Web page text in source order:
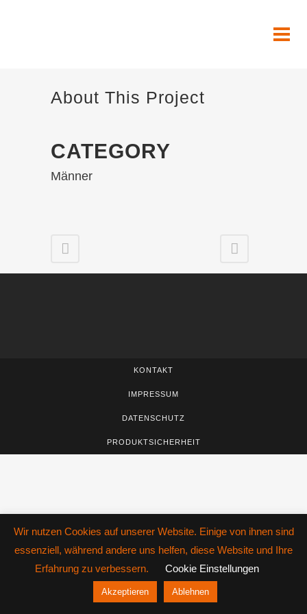
About This Project
CATEGORY
Männer
KONTAKT
IMPRESSUM
DATENSCHUTZ
PRODUKTSICHERHEIT
Wir nutzen Cookies auf unserer Website. Einige von ihnen sind
essenziell, während andere uns helfen, diese Website und Ihre
Erfahrung zu verbessern.
Cookie Einstellungen
Akzeptieren Ablehnen